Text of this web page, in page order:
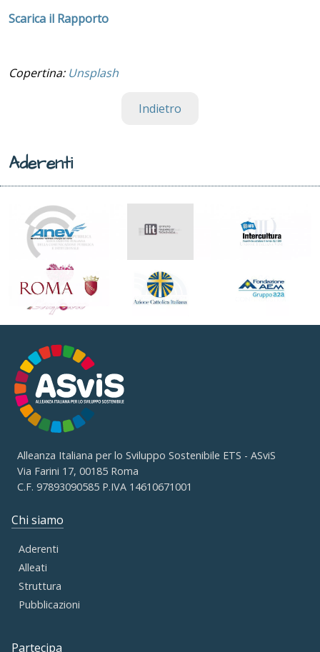
Scarica il Rapporto
Copertina: Unsplash
Indietro
Aderenti
Alleanza Italiana per lo Sviluppo Sostenibile ETS - ASviS
Via Farini 17, 00185 Roma
C.F. 97893090585 P.IVA 14610671001
Chi siamo
Aderenti
Alleati
Struttura
Pubblicazioni
Partecipa